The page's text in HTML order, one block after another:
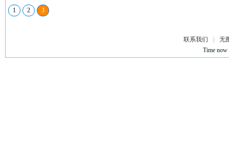
1 2 3
联系我们
无
Time now